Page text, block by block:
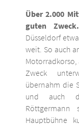
Über 2.000
guten Zweck.
Düsseldorf
weit. So auch
Motorradkorso,
Zweck
übernahm die
und auch
Hauptbühne